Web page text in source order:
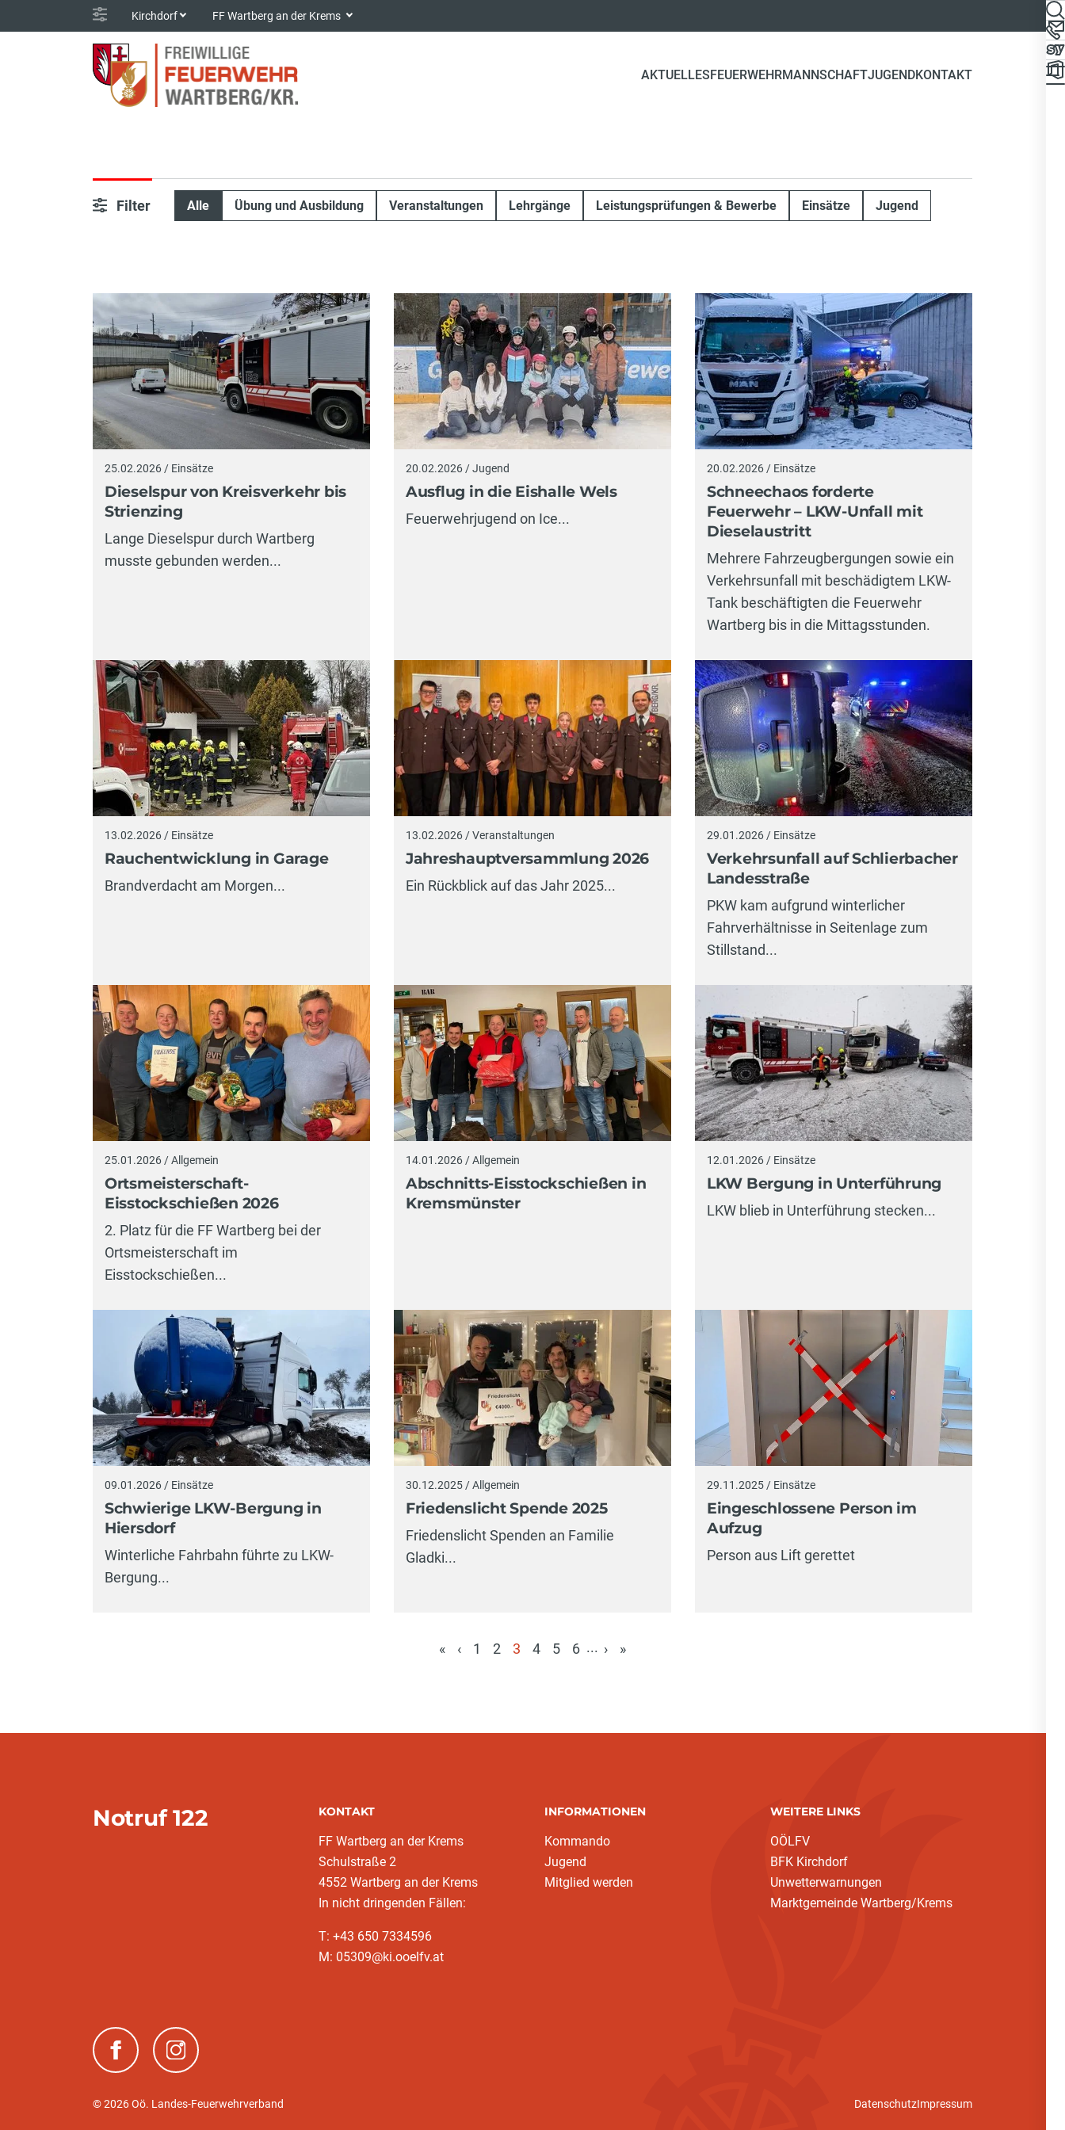
Kirchdorf FF Wartberg an der Krems
AKTUELLESFEUERWEHRMANNSCHAFTJUGENDKONTAKT
Filter Alle Übung und Ausbildung Veranstaltungen Lehrgänge Leistungsprüfungen & Bewerbe Einsätze Jugend
25.02.2026 / Einsätze
Dieselspur von Kreisverkehr bis
Strienzing
Lange Dieselspur durch Wartberg
musste gebunden werden...
20.02.2026 / Jugend
Ausflug in die Eishalle Wels
Feuerwehrjugend on Ice...
20.02.2026 / Einsätze
Schneechaos forderte
Feuerwehr – LKW-Unfall mit
Dieselaustritt
Mehrere Fahrzeugbergungen sowie ein
Verkehrsunfall mit beschädigtem LKW-
Tank beschäftigten die Feuerwehr
Wartberg bis in die Mittagsstunden.
13.02.2026 / Einsätze
Rauchentwicklung in Garage
Brandverdacht am Morgen...
13.02.2026 / Veranstaltungen
Jahreshauptversammlung 2026
Ein Rückblick auf das Jahr 2025...
29.01.2026 / Einsätze
Verkehrsunfall auf Schlierbacher
Landesstraße
PKW kam aufgrund winterlicher
Fahrverhältnisse in Seitenlage zum
Stillstand...
25.01.2026 / Allgemein
Ortsmeisterschaft-
Eisstockschießen 2026
2. Platz für die FF Wartberg bei der
Ortsmeisterschaft im
Eisstockschießen...
14.01.2026 / Allgemein
Abschnitts-Eisstockschießen in
Kremsmünster
12.01.2026 / Einsätze
LKW Bergung in Unterführung
LKW blieb in Unterführung stecken...
09.01.2026 / Einsätze
Schwierige LKW-Bergung in
Hiersdorf
Winterliche Fahrbahn führte zu LKW-
Bergung...
30.12.2025 / Allgemein
Friedenslicht Spende 2025
Friedenslicht Spenden an Familie
Gladki...
29.11.2025 / Einsätze
Eingeschlossene Person im
Aufzug
Person aus Lift gerettet
« ‹ 1 2
3
4 5 6 ... › »
Notruf 122 KONTAKT
FF Wartberg an der Krems
Schulstraße 2
4552 Wartberg an der Krems
In nicht dringenden Fällen:
T: +43 650 7334596
M: 05309@ki.ooelfv.at
INFORMATIONEN
Kommando
Jugend
Mitglied werden
WEITERE LINKS
OÖLFV
BFK Kirchdorf
Unwetterwarnungen
Marktgemeinde Wartberg/Krems
(neues Fenster)(neues Fenster)
© 2026 Oö. Landes-Feuerwehrverband DatenschutzImpressum